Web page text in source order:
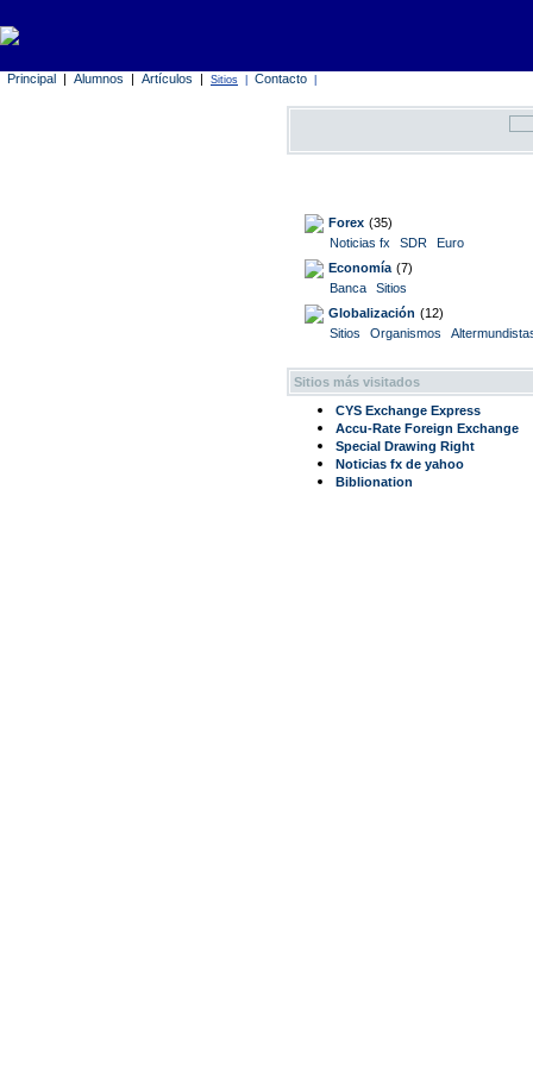
Principal | Alumnos | Artículos | Sitios Contacto
Forex (35)
Noticias fx
SDR
Euro
Economía (7)
Banca
Sitios
Globalización (12)
Sitios
Organismos
Sitios más visitados
CYS Exchange Express
Accu-Rate Foreign Exchange
Special Drawing Right
Noticias fx de yahoo
Biblionation